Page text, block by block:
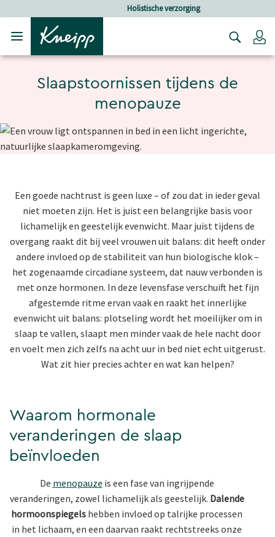
Verder gaan naar hoofdinhoud.Holistische verzorging
Slaapstoornissen tijdens de
menopauze
Een goede nachtrust is geen luxe – of zou dat in ieder geval
niet moeten zijn. Het is juist een belangrijke basis voor
lichamelijk en geestelijk evenwicht. Maar juist tijdens de
overgang raakt dit bij veel vrouwen uit balans: dit heeft onder
andere invloed op de stabiliteit van hun biologische klok –
het zogenaamde circadiane systeem, dat nauw verbonden is
met onze hormonen. In deze levensfase verschuift het fijn
afgestemde ritme ervan vaak en raakt het innerlijke
evenwicht uit balans: plotseling wordt het moeilijker om in
slaap te vallen, slaapt men minder vaak de hele nacht door
en voelt men zich zelfs na acht uur in bed niet echt uitgerust.
Wat zit hier precies achter en wat kan helpen?
Waarom hormonale
veranderingen de slaap
beïnvloeden
De menopauze is een fase van ingrijpende
veranderingen, zowel lichamelijk als geestelijk. Dalende
hormoonspiegels hebben invloed op talrijke processen
in het lichaam, en een daarvan raakt rechtstreeks onze